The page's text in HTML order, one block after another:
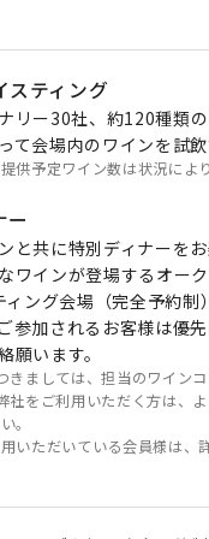
スティング
リー30社、約120種類
て会場内のワインを試飲
供予定ワイン数は状況によ
ー
と共に特別ディナーをお
ワインが登場するオー
ング会場（完全予約制
参加されるお客様は優
願います。
ましては、担当のワインコ
をご利用いただく方は、よ
。
いただいている会員様は、